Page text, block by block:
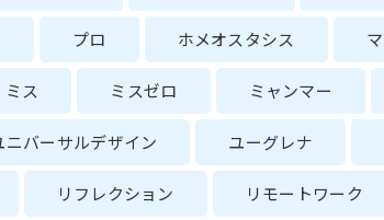
プロ ホメオスタシス
ミス ミスゼロ ミャンマー
ニバーサルデザイン ユーグレナ
リフレクション リモートワーク